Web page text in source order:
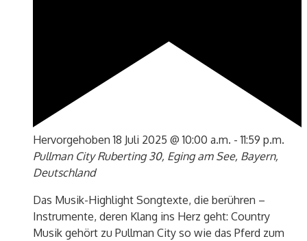
Hervorgehoben 18 Juli 2025 @ 10:00 a.m. -11:59 p.m.
Pullman CityRuberting 30, Eging am See, Bayern,
Deutschland
Das Musik-Highlight Songtexte, die berühren –
Instrumente, deren Klang ins Herz geht: Country
Musik gehört zu Pullman City so wie das Pferd zum